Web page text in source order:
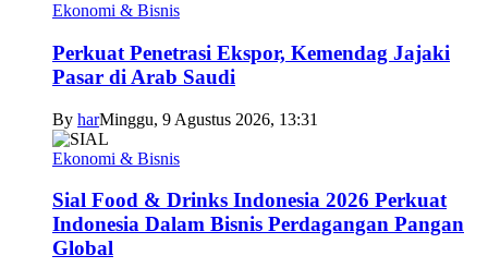
Ekonomi & Bisnis
Perkuat Penetrasi Ekspor, Kemendag Jajaki
Pasar di Arab Saudi
By harMinggu, 9 Agustus 2026, 13:31
Ekonomi & Bisnis
Sial Food & Drinks Indonesia 2026 Perkuat
Indonesia Dalam Bisnis Perdagangan Pangan
Global